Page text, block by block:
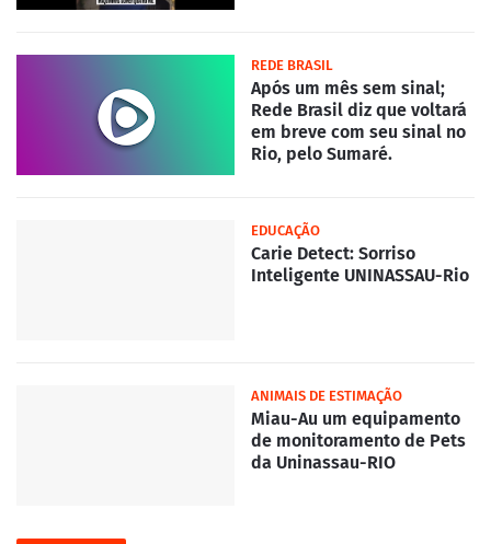
REDE BRASIL
Após um mês sem sinal;
Rede Brasil diz que voltará
em breve com seu sinal no
Rio, pelo Sumaré.
EDUCAÇÃO
Carie Detect: Sorriso
Inteligente UNINASSAU-Rio
ANIMAIS DE ESTIMAÇÃO
Miau-Au um equipamento
de monitoramento de Pets
da Uninassau-RIO